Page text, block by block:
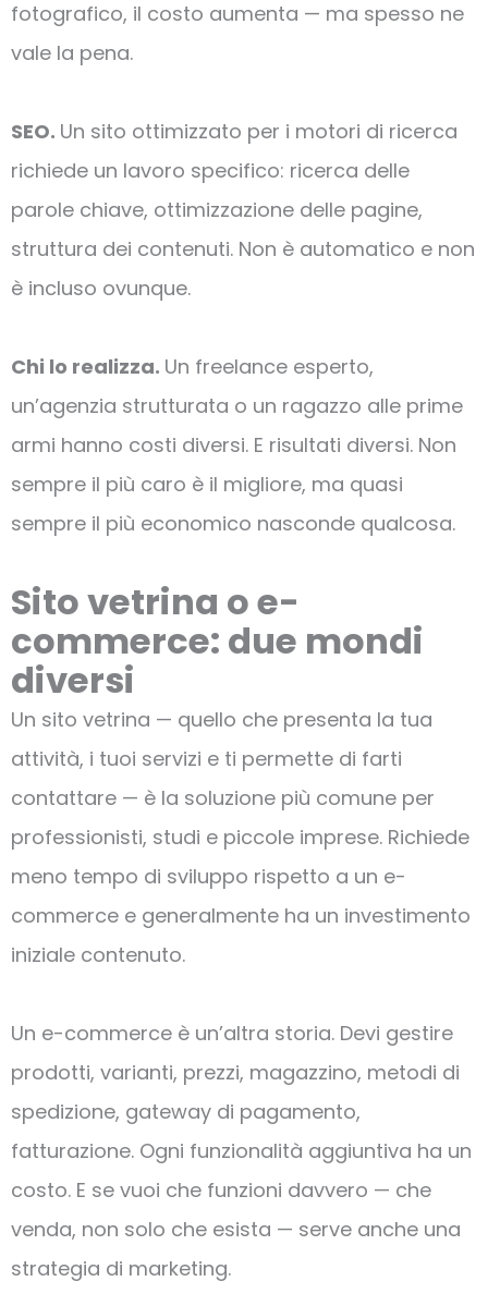
fotografico, il costo aumenta — ma spesso ne
vale la pena.
SEO. Un sito ottimizzato per i motori di ricerca
richiede un lavoro specifico: ricerca delle
parole chiave, ottimizzazione delle pagine,
struttura dei contenuti. Non è automatico e non
è incluso ovunque.
Chi lo realizza. Un freelance esperto,
un’agenzia strutturata o un ragazzo alle prime
armi hanno costi diversi. E risultati diversi. Non
sempre il più caro è il migliore, ma quasi
sempre il più economico nasconde qualcosa.
Sito vetrina o e-
commerce: due mondi
diversi
Un sito vetrina — quello che presenta la tua
attività, i tuoi servizi e ti permette di farti
contattare — è la soluzione più comune per
professionisti, studi e piccole imprese. Richiede
meno tempo di sviluppo rispetto a un e-
commerce e generalmente ha un investimento
iniziale contenuto.
Un e-commerce è un’altra storia. Devi gestire
prodotti, varianti, prezzi, magazzino, metodi di
spedizione, gateway di pagamento,
fatturazione. Ogni funzionalità aggiuntiva ha un
costo. E se vuoi che funzioni davvero — che
venda, non solo che esista — serve anche una
strategia di marketing.